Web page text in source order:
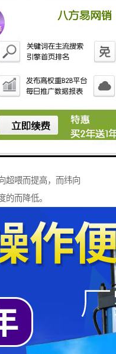
时间。
的质量主要体现于，
的导热性能及织物
热和热渗透所需要时
条件下会产生变化，
超喂而提高，而纬向
的而降低。